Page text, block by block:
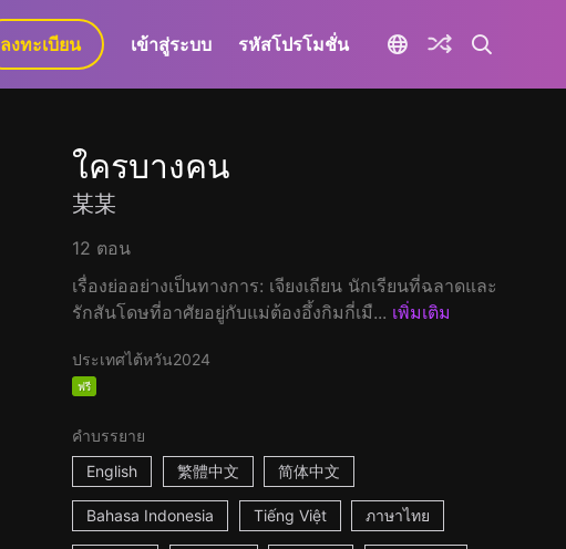
GaLa+
ลงทะเบียน เข้าสู่ระบบ รหัสโปรโมชั่น
ใครบางคน
某某
12 ตอน
เรื่องย่ออย่างเป็นทางการ: เจียงเถียน นักเรียนที่ฉลาดและ
รักสันโดษที่อาศัยอยู่กับแม่ต้องอึ้งกิมกี่เมื... เพิ่มเติม
ประเทศไต้หวัน2024
ฟรี
คำบรรยาย
English
繁體中文 简体中文
Bahasa Indonesia Tiếng Việt ภาษาไทย